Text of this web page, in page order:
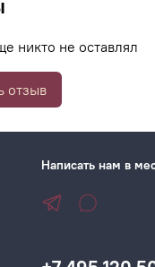
кожу ресурсами
стимулирует
укрепляет
выработку
никто не оставлял
отзыв
Написать нам в